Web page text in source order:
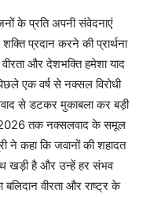
के प्रति अपनी संवेदनाएं
प्रदान करने की प्रार्थना
और देशभक्ति हमेशा याद
एक वर्ष से नक्सल विरोधी
से डटकर मुकाबला कर बड़ी
2026 तक नक्सलवाद के समूल
ने कहा कि जवानों की शहादत
खड़ी है और उन्हें हर संभव
वीरता और राष्ट्र के